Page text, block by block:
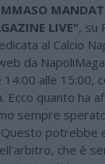
LIVE", su
al Calcio
da
14:00 alle 15:00,
Ecco quanto ha
sempre
potrebbe
che è